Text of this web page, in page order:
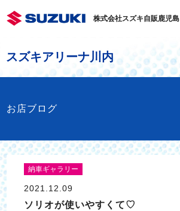
株式会社スズキ自販鹿児島
スズキアリーナ川内
お店ブログ
納車ギャラリー
2021.12.09
ソリオが使いやすくて♡